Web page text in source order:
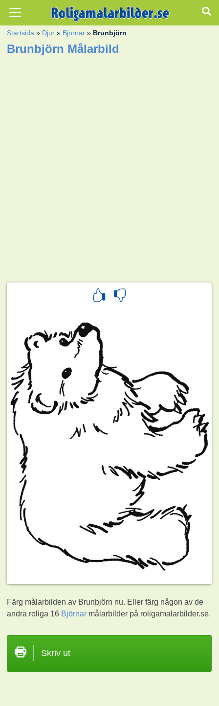
Startsida » Djur » Björnar » Brunbjörn
Brunbjörn Målarbild
Färg målarbilden av Brunbjörn nu. Eller färg någon av de
andra roliga 16 Björnar målarbilder på roligamalarbilder.se.
Skriv ut